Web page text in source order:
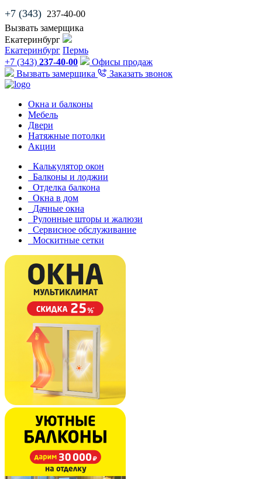
+7 (343) 237-40-00
Вызвать замерщика
Екатеринбург
Екатеринбург Пермь
+7 (343) 237-40-00
Офисы продаж
Вызвать замерщика
Заказать звонок
Окна и балконы
Мебель
Двери
Натяжные потолки
Акции
Калькулятор окон
Балконы и лоджии
Отделка балкона
Окна в дом
Дачные окна
Рулонные шторы и жалюзи
Сервисное обслуживание
Москитные сетки